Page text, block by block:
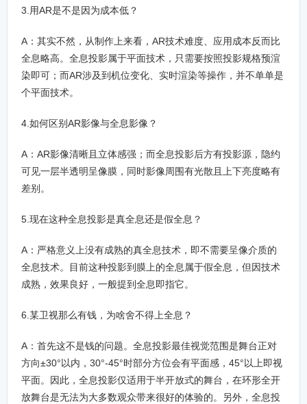
3.用AR是不是因为成本低？
A：其实不然，从制作上来看，AR技术难度、应用成本反而比
全息略高。全息投影属于平面技术，只需要按照投影规格预渲
染即可；而AR涉及到机位变化、实时渲染等操作，并不单单是
个平面技术。
4.如何区别AR影像与全息影像？
A：AR影像清晰且立体感强；而全息投影后方有投影源，隐约
可见一层半透明呈像膜，同时影像周围有光散且上下亮度略有
差别。
5.现在这种全息投影是真全息还是假全息？
A：严格意义上没有成熟的真全息技术，即不需要呈像介质的
全息技术。目前这种投影到膜上的全息属于假全息，但因技术
成熟，效果良好，一般提到全息即指它。
6.某卫视那么有钱，为啥舍不得上全息？
A：首先这不是钱的问题。全息投影最佳视觉范围是舞台正对
方向±30°以内，30°-45°时部分方位会有平面感，45°以上即视
平面。因此，全息投影仅适用于半开放式的舞台，在环形全开
放舞台是无法为大多数观众带来很好的体验的。另外，全息投